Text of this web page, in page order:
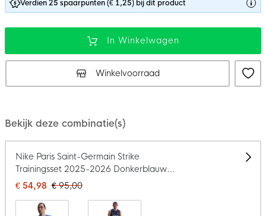
Verdien 25 spaarpunten (€ 1,25) bij dit product
In Winkelwagen
Winkelvoorraad
Bekijk deze combinatie(s)
Nike Paris Saint-Germain Strike
Trainingsset 2025-2026 Donkerblauw
Blauw Wit
€ 54,98 € 95,00